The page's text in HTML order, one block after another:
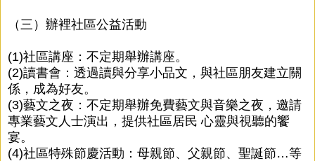
（三）辦裡社區公益活動
(1)社區講座：不定期舉辦講座。
(2)讀書會：透過讀與分享小品文，與社區朋友建立關
係，成為好友。
(3)藝文之夜：不定期舉辦免費藝文與音樂之夜，邀請
專業藝文人士演出，提供社區居民 心靈與視聽的饗
宴。
(4)社區特殊節慶活動：母親節、父親節、聖誕節…等